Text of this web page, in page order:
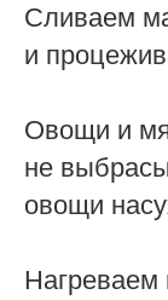
Сливаем
и
Овощи и
не
овощи
Нагреваем